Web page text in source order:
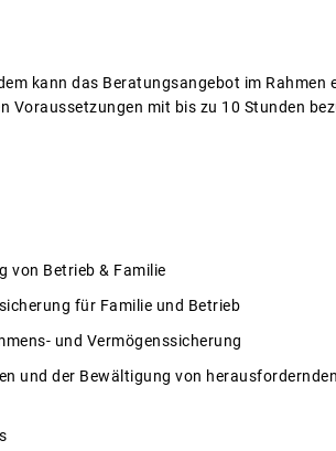
kann das Beratungsangebot im Rahmen
Voraussetzungen mit bis zu 10 Stunden
von Betrieb & Familie
für Familie und Betrieb
und Vermögenssicherung
und der Bewältigung von